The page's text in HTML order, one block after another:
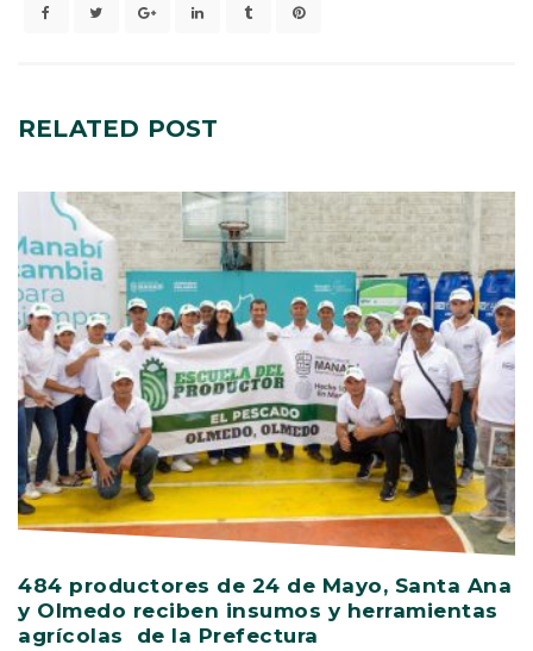
RELATED POST
484 productores de 24 de Mayo, Santa Ana
y Olmedo reciben insumos y herramientas
agrícolas de la Prefectura